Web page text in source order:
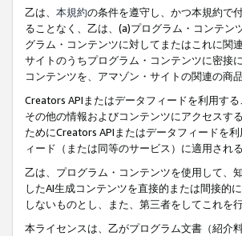
乙は、 本規約の条件を遵守し、かつ本規約で
ることなく、乙は、(a)プログラム・コンテ
グラム・コンテンツに対してまたはこれに関
サイトのうちプログラム・コンテンツに密接
コンテンツを、アマゾン・サイトの関連の商
Creators APIまたはデータフィードを利用す
その他の情報およびコンテンツにアクセスす
ためにCreators APIまたはデータフィードを
ィード（または同等のサービス）に適用され
乙は、プログラム・コンテンツを使用して、
したAI生成コンテンツを直接的または間接的
しないものとし、また、第三者をしてこれを
本ライセンスは、乙がプログラム文書（紹介